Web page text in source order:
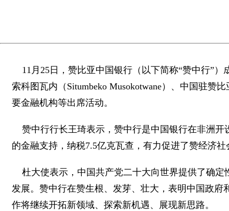
11月25日，赞比亚中国银行（以下简称“赞中行”
索科图瓦内（Situmbeko Musokotwane）、中国驻赞
要金融机构等出席活动。
赞中行行长王琦表示，赞中行是中国银行在非洲
的金融支持，纳税7.5亿克瓦查，有力促进了赞经济
杜大使表示，中国共产党二十大向世界提供了确
发展。赞中行在赞生根、发芽、壮大，表明中国政
作将继续开拓新领域、探索新机遇、展现新思路。